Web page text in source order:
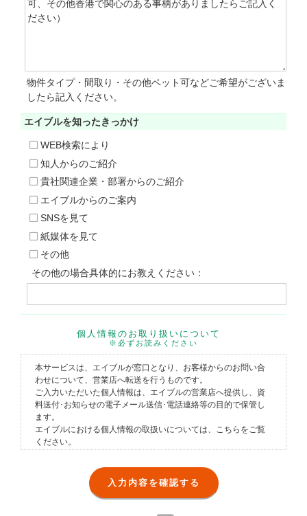
物件タイプ・間取り・その他ペット可などご希望がございま
したら記入ください。
エイブルを知ったきっかけ
WEB検索により
知人からのご紹介
貴社関連企業・部署からのご紹介
エイブルからのご案内
SNSを見て
紙媒体を見て
その他
その他の場合具体的にお教えください：
個人情報のお取り扱いについて
※必ずお読みください
本サービスは、エイブルが窓口となり、お客様からのお問い合
わせについて、営業店へ転送を行うものです。
ご入力いただいた個人情報は、エイブルの営業店へ提供し、資
料送付･お知らせの電子メール送信･電話連絡等の目的で保管し
ます。
エイブルにおける個人情報の取扱いについては、 こちら をご覧
ください。